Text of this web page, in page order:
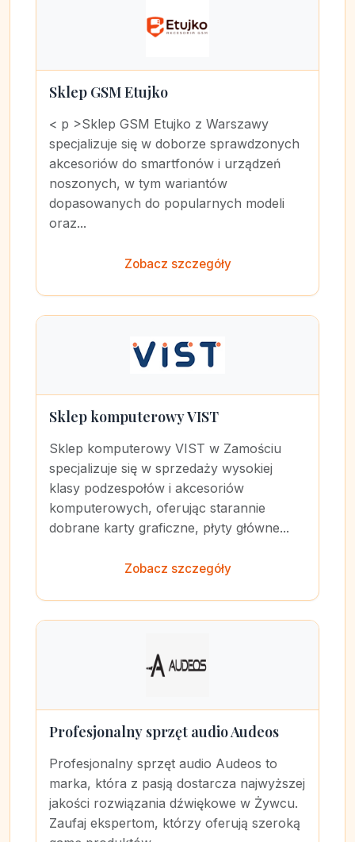
Sklep GSM Etujko
< p >Sklep GSM Etujko z Warszawy
specjalizuje się w doborze sprawdzonych
akcesoriów do smartfonów i urządzeń
noszonych, w tym wariantów
dopasowanych do popularnych modeli
oraz...
Zobacz szczegóły
Sklep komputerowy VIST
Sklep komputerowy VIST w Zamościu
specjalizuje się w sprzedaży wysokiej
klasy podzespołów i akcesoriów
komputerowych, oferując starannie
dobrane karty graficzne, płyty główne...
Zobacz szczegóły
Profesjonalny sprzęt audio Audeos
Profesjonalny sprzęt audio Audeos to
marka, która z pasją dostarcza najwyższej
jakości rozwiązania dźwiękowe w Żywcu.
Zaufaj ekspertom, którzy oferują szeroką